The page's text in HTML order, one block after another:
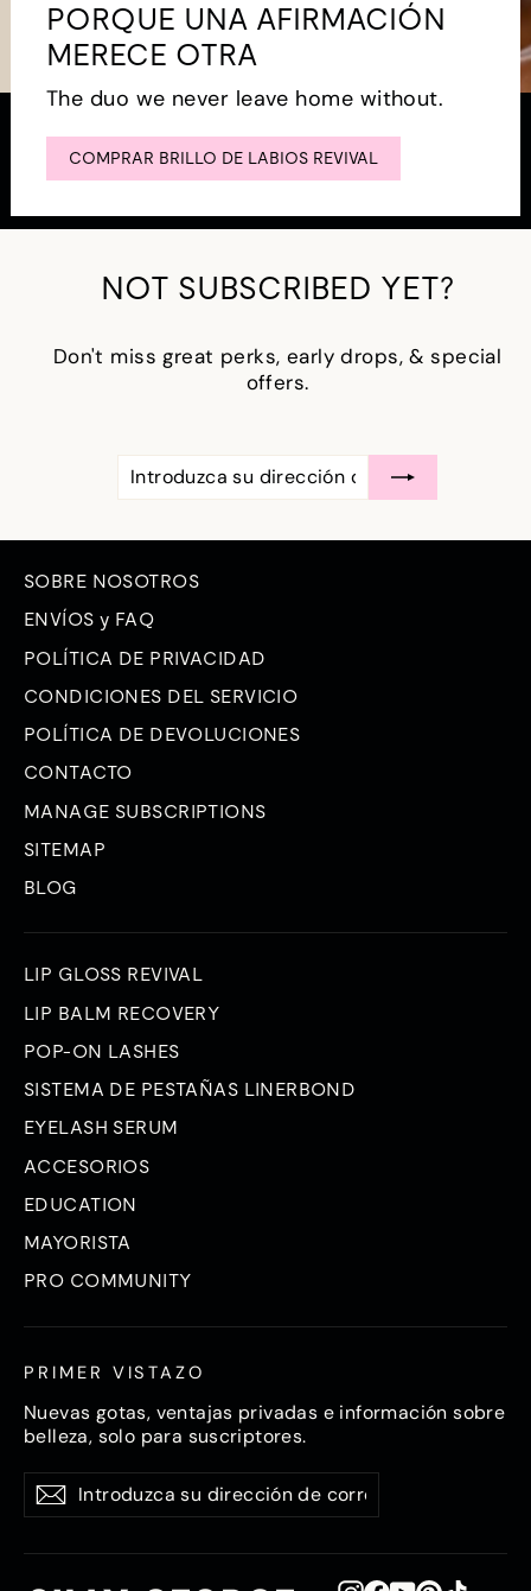
PORQUE UNA AFIRMACIÓN
MERECE OTRA
The duo we never leave home without.
COMPRAR BRILLO DE LABIOS REVIVAL
NOT SUBSCRIBED YET?
Don't miss great perks, early drops, & special
offers.
INTRODUZCA
SU
DIRECCIÓN
SUSCRÍBASE
A
SOBRE NOSOTROS
ENVÍOS y FAQ
POLÍTICA DE PRIVACIDAD
CONDICIONES DEL SERVICIO
POLÍTICA DE DEVOLUCIONES
CONTACTO
MANAGE SUBSCRIPTIONS
SITEMAP
BLOG
LIP GLOSS REVIVAL
LIP BALM RECOVERY
POP-ON LASHES
SISTEMA DE PESTAÑAS LINERBOND
EYELASH SERUM
ACCESORIOS
EDUCATION
MAYORISTA
PRO COMMUNITY
PRIMER VISTAZO
Nuevas gotas, ventajas privadas e información sobre
belleza, solo para suscriptores.
Introduzca
su
dirección
SuscríbaseSuscríbase
a